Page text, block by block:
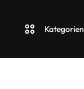
Kategorien